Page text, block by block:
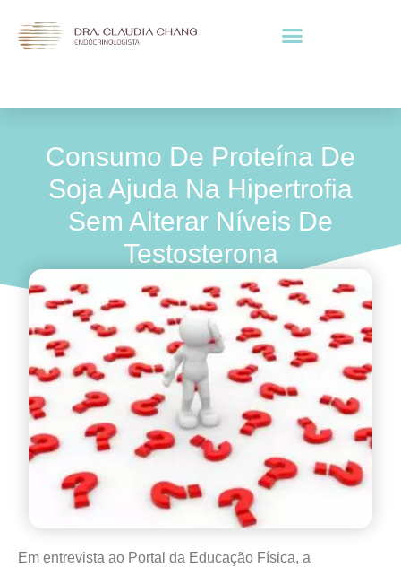
Consumo De Proteína De
Soja Ajuda Na Hipertrofia
Sem Alterar Níveis De
Testosterona
Em entrevista ao Portal da Educação Física, a